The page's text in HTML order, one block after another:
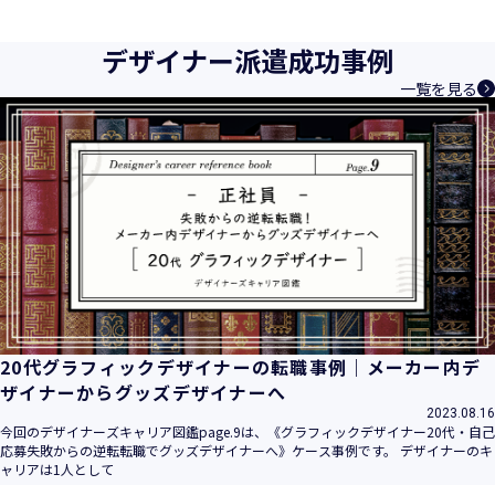
様、お取引先関係者の個人情報及び特定個人情報などを、人
材派遣サービス、人材紹介サービス、請負サービス、その
他、利用者の皆さまの「活躍の場の創造」と「就業の機会の
創出」に利用しています。また、従業者の情報及び特定個人
情報などを従業者管理に利用します。これらから当社にとっ
て個人情報及び特定個人情報の保護が重大な責務であると同
時に、個人情報などの保護を徹底することは企業の社会的責
務と認識しております。そこで、個人情報保護理念と自ら定
めた行動規範に基づき、社会的使命を十分に認識し、本人の
権利の保護、個人情報に関する法規制等を遵守致します。
また、以下に示す方針を具現化するための個人情報保護マネ
ジメントシステムを構築し、最新のＩＴ技術の動向、社会的
要請の変化、経営環境の変動等を常に認識しながら、その継
続的改善に、全社を挙げて取り組むことをここに宣言致しま
す。
当社は、事業の目的に適切な個人情報の取得・利用及び提供
を行い、特定された利用目的の達成に必要な範囲を超えた個
人情報の取扱いを行いません。また、そのための措置を講じ
デザイナー派遣成功事例
一覧を見る
20代グラフィックデザイナーの転職事例｜メーカー内デ
ザイナーからグッズデザイナーへ
2023.08.16
今回のデザイナーズキャリア図鑑page.9は、《グラフィックデザイナー20代・自己
応募失敗からの逆転転職でグッズデザイナーへ》ケース事例です。 デザイナーのキ
ャリアは1人として